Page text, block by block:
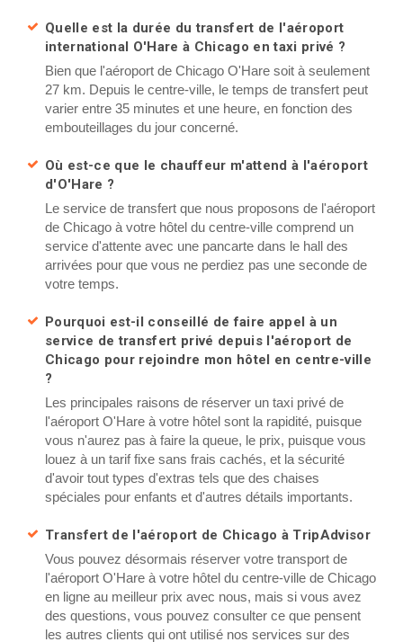
Quelle est la durée du transfert de l'aéroport
international O'Hare à Chicago en taxi privé ?
Bien que l'aéroport de Chicago O'Hare soit à seulement
27 km. Depuis le centre-ville, le temps de transfert peut
varier entre 35 minutes et une heure, en fonction des
embouteillages du jour concerné.
Où est-ce que le chauffeur m'attend à l'aéroport
d'O'Hare ?
Le service de transfert que nous proposons de l'aéroport
de Chicago à votre hôtel du centre-ville comprend un
service d'attente avec une pancarte dans le hall des
arrivées pour que vous ne perdiez pas une seconde de
votre temps.
Pourquoi est-il conseillé de faire appel à un
service de transfert privé depuis l'aéroport de
Chicago pour rejoindre mon hôtel en centre-ville
?
Les principales raisons de réserver un taxi privé de
l'aéroport O'Hare à votre hôtel sont la rapidité, puisque
vous n'aurez pas à faire la queue, le prix, puisque vous
louez à un tarif fixe sans frais cachés, et la sécurité
d'avoir tout types d'extras tels que des chaises
spéciales pour enfants et d'autres détails importants.
Transfert de l'aéroport de Chicago à TripAdvisor
Vous pouvez désormais réserver votre transport de
l'aéroport O'Hare à votre hôtel du centre-ville de Chicago
en ligne au meilleur prix avec nous, mais si vous avez
des questions, vous pouvez consulter ce que pensent
les autres clients qui ont utilisé nos services sur des